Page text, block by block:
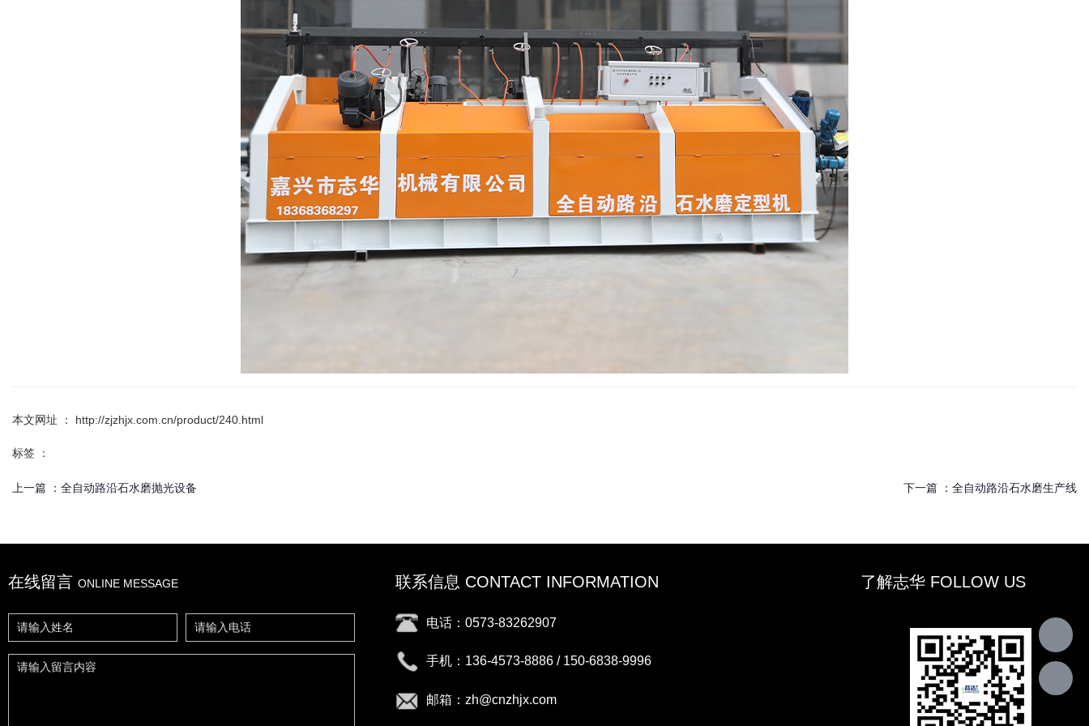
本文网址 ： http://zjzhjx.com.cn/product/240.html
标签 ：
上一篇 ： 全自动路沿石水磨抛光设备 下一篇 ： 全自动路沿石水磨生产线
在线留言 ONLINE MESSAGE 联系信息 CONTACT INFORMATION
电话：0573-83262907
手机：136-4573-8886 / 150-6838-9996
邮箱：zh@cnzhjx.com
了解志华 FOLLOW US